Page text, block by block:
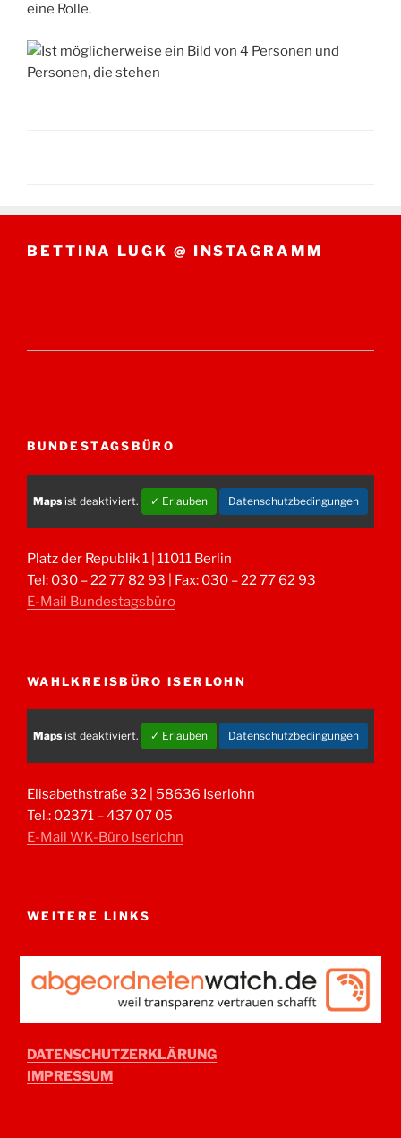
eine Rolle.
BETTINA LUGK @ INSTAGRAMM
BUNDESTAGSBÜRO
Maps ist deaktiviert. ✓ Erlauben Datenschutzbedingungen
Platz der Republik 1 | 11011 Berlin
Tel: 030 – 22 77 82 93 | Fax: 030 – 22 77 62 93
E-Mail Bundestagsbüro
WAHLKREISBÜRO ISERLOHN
Maps ist deaktiviert. ✓ Erlauben Datenschutzbedingungen
Elisabethstraße 32 | 58636 Iserlohn
Tel.: 02371 – 437 07 05
E-Mail WK-Büro Iserlohn
WEITERE LINKS
DATENSCHUTZERKLÄRUNG
IMPRESSUM